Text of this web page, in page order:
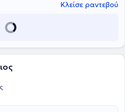
Κλείσε ραντεβού